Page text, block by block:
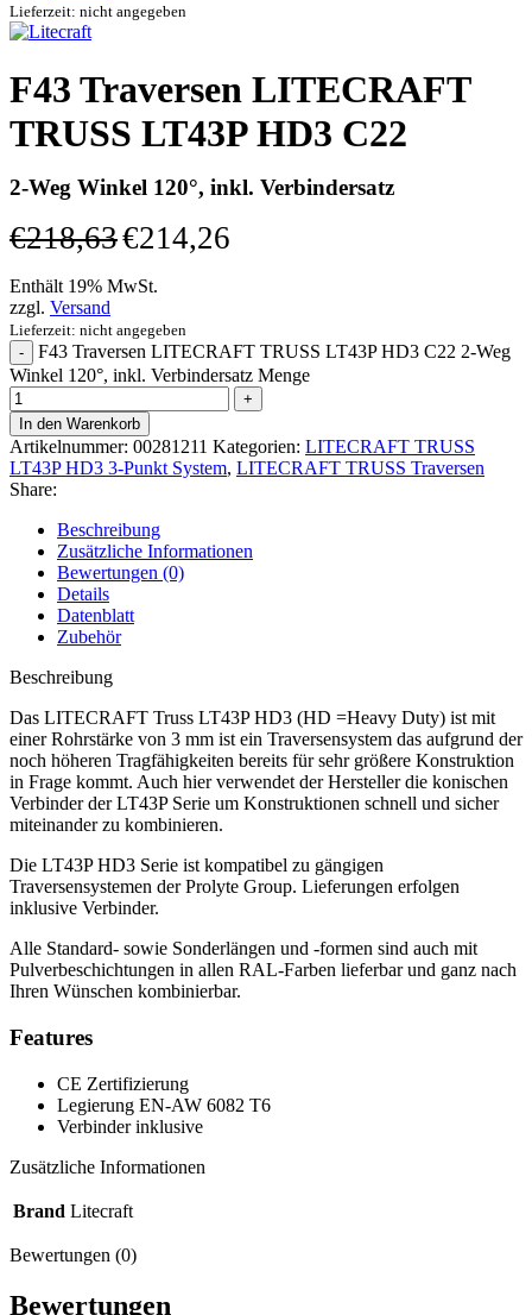
Lieferzeit: nicht angegeben
F43 Traversen LITECRAFT
TRUSS LT43P HD3 C22
2-Weg Winkel 120°, inkl. Verbindersatz
€218,63€214,26
Enthält 19% MwSt.
zzgl. Versand
Lieferzeit: nicht angegeben
F43 Traversen LITECRAFT TRUSS LT43P HD3 C22 2-Weg
Winkel 120°, inkl. Verbindersatz Menge
In den Warenkorb
Artikelnummer: 00281211 Kategorien: LITECRAFT TRUSS
LT43P HD3 3-Punkt System, LITECRAFT TRUSS Traversen
Share:
Beschreibung
Zusätzliche Informationen
Bewertungen (0)
Details
Datenblatt
Zubehör
Beschreibung
Das LITECRAFT Truss LT43P HD3 (HD =Heavy Duty) ist mit
einer Rohrstärke von 3 mm ist ein Traversensystem das aufgrund der
noch höheren Tragfähigkeiten bereits für sehr größere Konstruktion
in Frage kommt. Auch hier verwendet der Hersteller die konischen
Verbinder der LT43P Serie um Konstruktionen schnell und sicher
miteinander zu kombinieren.
Die LT43P HD3 Serie ist kompatibel zu gängigen
Traversensystemen der Prolyte Group. Lieferungen erfolgen
inklusive Verbinder.
Alle Standard- sowie Sonderlängen und -formen sind auch mit
Pulverbeschichtungen in allen RAL-Farben lieferbar und ganz nach
Ihren Wünschen kombinierbar.
Features
CE Zertifizierung
Legierung EN-AW 6082 T6
Verbinder inklusive
Zusätzliche Informationen
Brand Litecraft
Bewertungen (0)
Bewertungen